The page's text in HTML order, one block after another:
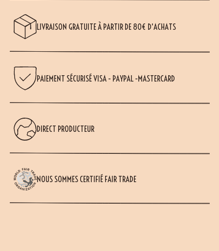
LIVRAISON GRATUITE À PARTIR DE 80€ D'ACHATS
PAIEMENT SÉCURISÉ VISA - PAYPAL -MASTERCARD
DIRECT PRODUCTEUR
NOUS SOMMES CERTIFIÉ FAIR TRADE